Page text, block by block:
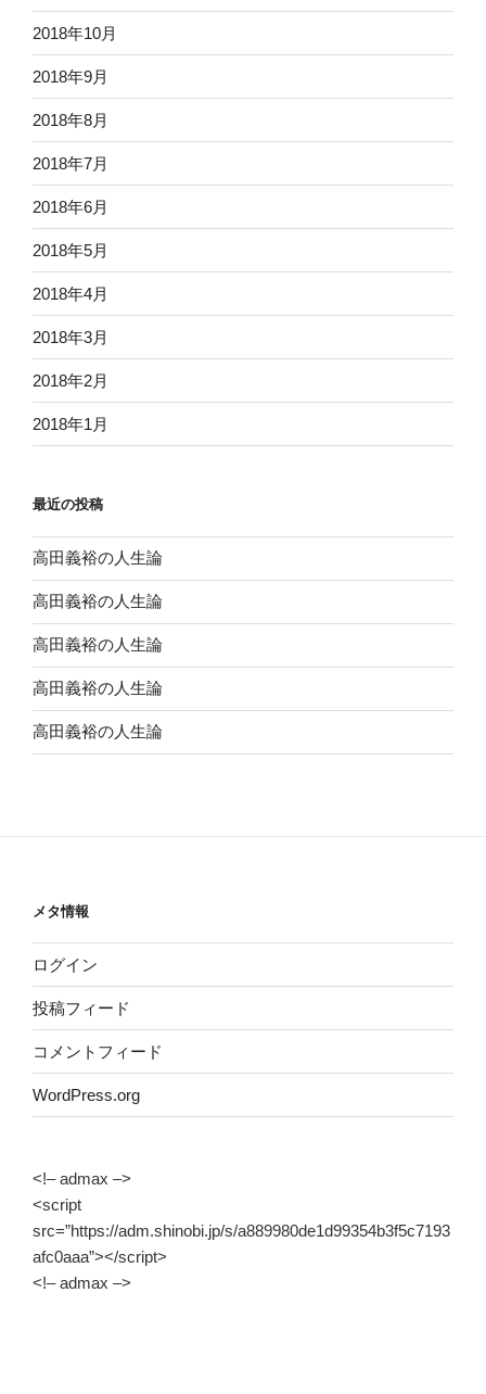
2018年10月
2018年9月
2018年8月
2018年7月
2018年6月
2018年5月
2018年4月
2018年3月
2018年2月
2018年1月
最近の投稿
高田義裕の人生論
高田義裕の人生論
高田義裕の人生論
高田義裕の人生論
高田義裕の人生論
メタ情報
ログイン
投稿フィード
コメントフィード
WordPress.org
<!– admax –>
<script
src=”https://adm.shinobi.jp/s/a889980de1d99354b3f5c7193
afc0aaa”></script>
<!– admax –>